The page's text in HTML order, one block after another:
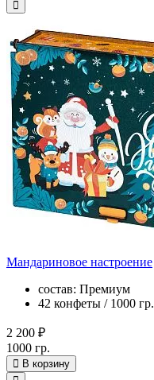
Мандариновое настроение
состав: Премиум
42 конфеты / 1000 гр.
2 200 ₽
1000 гр.
В корзину